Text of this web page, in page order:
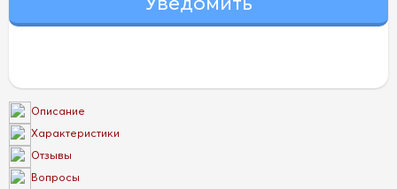
Описание
Характеристики
Отзывы
Вопросы